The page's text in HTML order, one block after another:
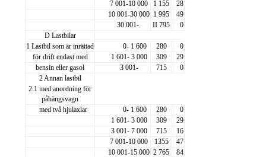
7 001-10 000 1 155
28
10 001-30 000 1 995
49
30 001-
II 795
0
D Lastbilar
1 Lastbil som är inrättad
0- 1 600 280
0
för drift endast med
1 601- 3 000 309
29
bensin eller gasol
3 001- 715
0
2 Annan lastbil
2.1 med anordning för
påhängsvagn
med två hjulaxlar
0- 1 600 280
0
1 601- 3 000
309
29
3 001- 7 000
715
16
7 001-10 000
1355
47
10 001-15 000 2 765
84